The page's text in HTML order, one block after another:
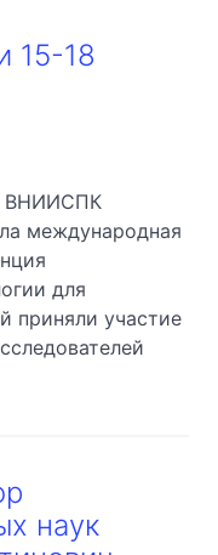
15-18
ВНИИСПК
международная
для
приняли участие
наук